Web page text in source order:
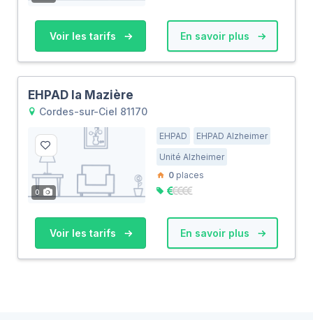
Voir les tarifs En savoir plus
EHPAD la Mazière
Cordes-sur-Ciel 81170
0
EHPAD
EHPAD Alzheimer
Unité Alzheimer
0 places
Voir les tarifs En savoir plus